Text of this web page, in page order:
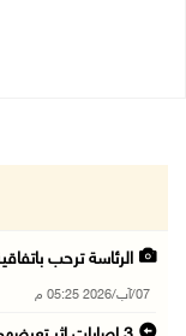
الرئاسة ترحب
07/آب/2026 05:25 م